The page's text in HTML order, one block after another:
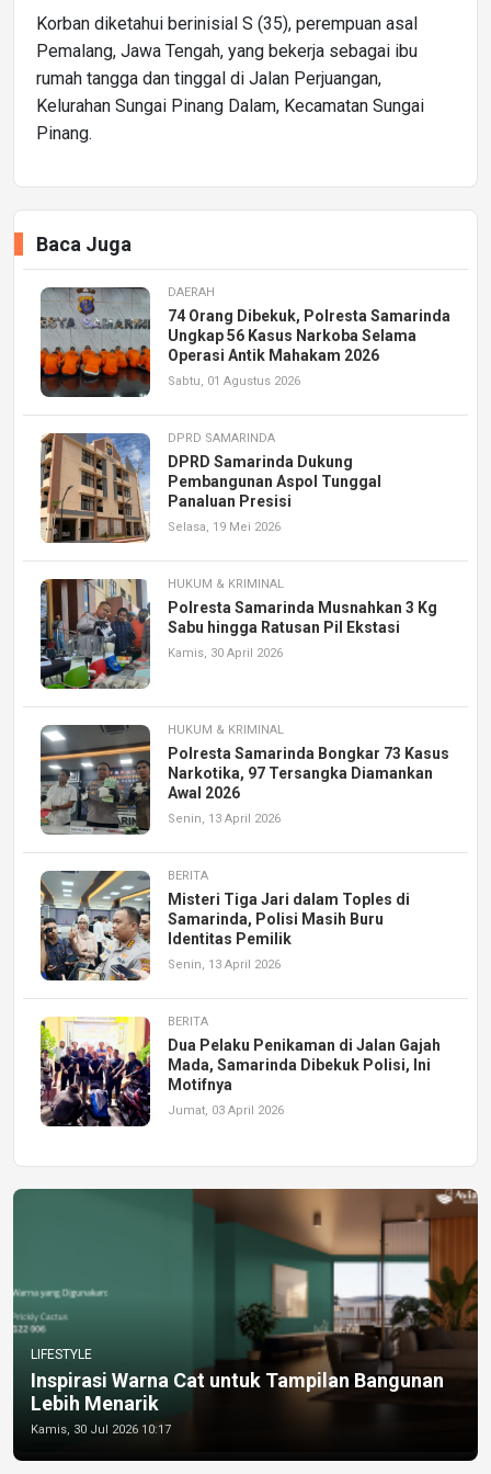
Korban diketahui berinisial S (35), perempuan asal
Pemalang, Jawa Tengah, yang bekerja sebagai ibu
rumah tangga dan tinggal di Jalan Perjuangan,
Kelurahan Sungai Pinang Dalam, Kecamatan Sungai
Pinang.
Baca Juga
DAERAH
74 Orang Dibekuk, Polresta Samarinda
Ungkap 56 Kasus Narkoba Selama
Operasi Antik Mahakam 2026
Sabtu, 01 Agustus 2026
DPRD SAMARINDA
DPRD Samarinda Dukung
Pembangunan Aspol Tunggal
Panaluan Presisi
Selasa, 19 Mei 2026
HUKUM & KRIMINAL
Polresta Samarinda Musnahkan 3 Kg
Sabu hingga Ratusan Pil Ekstasi
Kamis, 30 April 2026
HUKUM & KRIMINAL
Polresta Samarinda Bongkar 73 Kasus
Narkotika, 97 Tersangka Diamankan
Awal 2026
Senin, 13 April 2026
BERITA
Misteri Tiga Jari dalam Toples di
Samarinda, Polisi Masih Buru
Identitas Pemilik
Senin, 13 April 2026
BERITA
Dua Pelaku Penikaman di Jalan Gajah
Mada, Samarinda Dibekuk Polisi, Ini
Motifnya
Jumat, 03 April 2026
LIFESTYLE
Inspirasi Warna Cat untuk Tampilan Bangunan
Lebih Menarik
Kamis, 30 Jul 2026 10:17